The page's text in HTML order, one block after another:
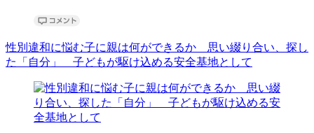
性別違和に悩む子に親は何ができるか 思い綴り合い、探し
た「自分」 子どもが駆け込める安全基地として